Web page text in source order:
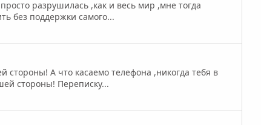
разрушилась ,как и весь мир ,мне тогда
без поддержки самого...
А что касаемо телефона ,никогда тебя в
стороны! Переписку...